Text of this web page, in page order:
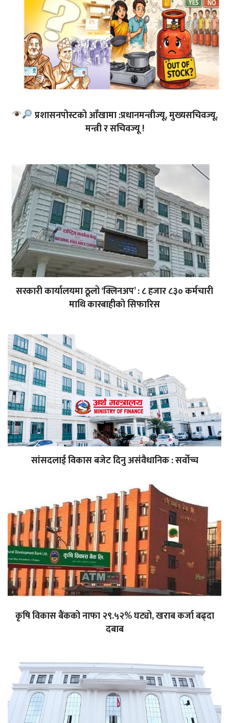
प्रशासनपोस्टको आँखामा :प्रधानमन्त्रीज्यू, मुख्यसचिवज्यू,
मन्त्री र सचिवज्यू !
सरकारी कार्यालयमा ठूलो ‘क्लिनअप’ : ८ हजार ८३० कर्मचारी
माथि कारबाहीको सिफारिस
सांसदलाई विकास बजेट दिनु असंवैधानिक : सर्वोच्च
कृषि विकास बैंकको नाफा २९.५२% घट्यो, खराब कर्जा बढ्दा
दबाब